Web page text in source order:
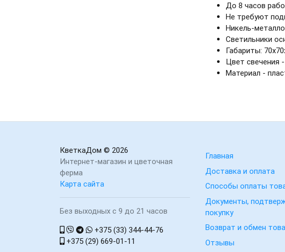
До 8 часов
Не требуют
Никель-
Светильники
Габариты:
Цвет свечения
Материал -
КветкаДом © 2026
Интернет-магазин и цветочная
ферма
Карта сайта
Без выходных с 9 до 21 часов
+375 (33) 344-44-76
+375 (29) 669-01-11
Главная
Доставка и оплата
Способы оплаты
Документы,
покупку
Возврат и обмен
Отзывы